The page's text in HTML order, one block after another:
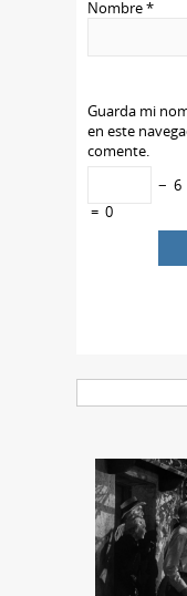
Nombre*
Guarda mi
en este
comente.
− 6
= 0